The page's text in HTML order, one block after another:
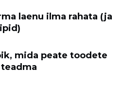
laenu ilma rahata (ja
mida peate toodete